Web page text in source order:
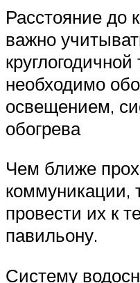
Расстояние до
важно
необходимо
освещением,
обогрева
Чем ближе
коммуникации,
провести их к
павильону.
Систему